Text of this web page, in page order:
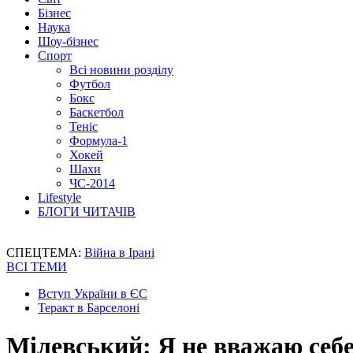
Бізнес
Наука
Шоу-бізнес
Спорт
Всі новини розділу
Футбол
Бокс
Баскетбол
Теніс
Формула-1
Хокей
Шахи
ЧС-2014
Lifestyle
БЛОГИ ЧИТАЧІВ
СПЕЦТЕМА: Війна в Ірані
ВСІ ТЕМИ
Вступ України в ЄС
Теракт в Барселоні
Мілевський: Я не вважаю